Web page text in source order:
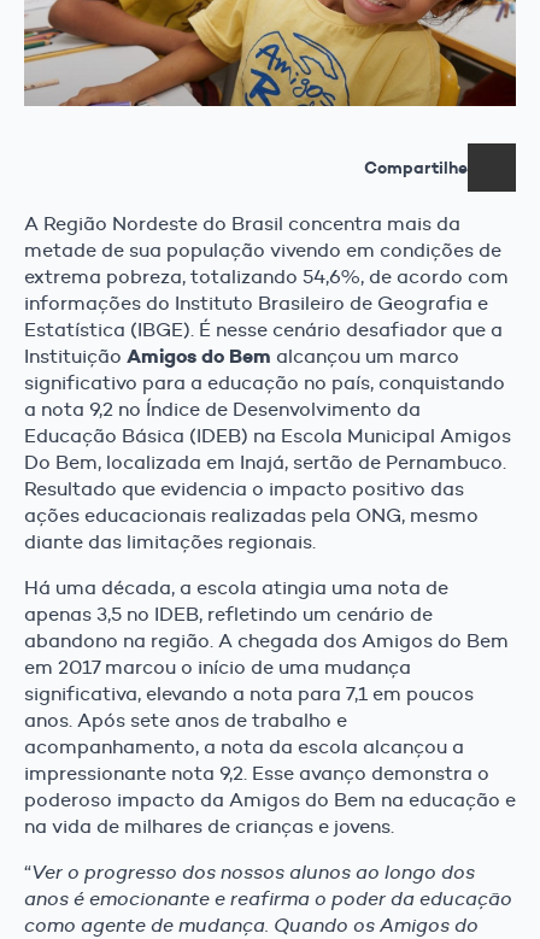
Compartilhe
A Região Nordeste do Brasil concentra mais da
metade de sua população vivendo em condições de
extrema pobreza, totalizando 54,6%, de acordo com
informações do Instituto Brasileiro de Geografia e
Estatística (IBGE). É nesse cenário desafiador que a
Instituição Amigos do Bem alcançou um marco
significativo para a educação no país, conquistando
a nota 9,2 no Índice de Desenvolvimento da
Educação Básica (IDEB) na Escola Municipal Amigos
Do Bem, localizada em Inajá, sertão de Pernambuco.
Resultado que evidencia o impacto positivo das
ações educacionais realizadas pela ONG, mesmo
diante das limitações regionais.
Há uma década, a escola atingia uma nota de
apenas 3,5 no IDEB, refletindo um cenário de
abandono na região. A chegada dos Amigos do Bem
em 2017 marcou o início de uma mudança
significativa, elevando a nota para 7,1 em poucos
anos. Após sete anos de trabalho e
acompanhamento, a nota da escola alcançou a
impressionante nota 9,2. Esse avanço demonstra o
poderoso impacto da Amigos do Bem na educação e
na vida de milhares de crianças e jovens.
“Ver o progresso dos nossos alunos ao longo dos
anos é emocionante e reafirma o poder da educação
como agente de mudança. Quando os Amigos do